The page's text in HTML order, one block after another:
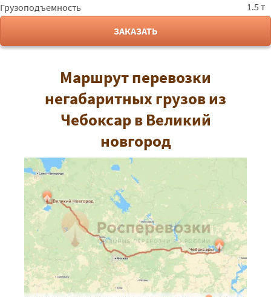
Грузоподъемность
1.5 т
ЗАКАЗАТЬ
Маршрут перевозки
негабаритных грузов из
Чебоксар в Великий
новгород